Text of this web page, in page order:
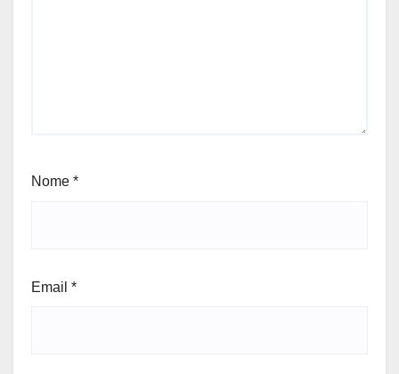
Nome *
Email *